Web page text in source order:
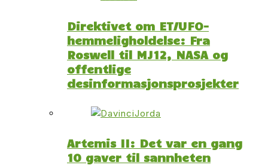
Direktivet om ET/UFO-
hemmeligholdelse: Fra
Roswell til MJ12, NASA og
offentlige
desinformasjonsprosjekter
Artemis II: Det var en gang
10 gaver til sannheten